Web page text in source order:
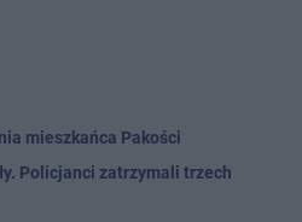
mieszkańca Pakości
Policjanci zatrzymali trzech